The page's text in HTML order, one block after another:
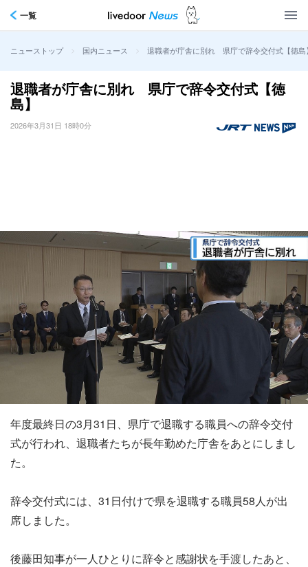
一覧
ニューストップ > 国内ニュース > 退職者が庁舎に別れ 県庁で辞令交付式【徳島
退職者が庁舎に別れ 県庁で辞令交付式【徳
島】
2026年3月31日 18時0分
年度最終日の3月31日、県庁で退職する職員への辞令交付
式が行われ、退職者たちが長年勤めた庁舎をあとにしまし
た。
辞令交付式には、31日付けで県を退職する職員58人が出
席しました。
後藤田知事が一人ひとりに辞令と感謝状を手渡したあと、